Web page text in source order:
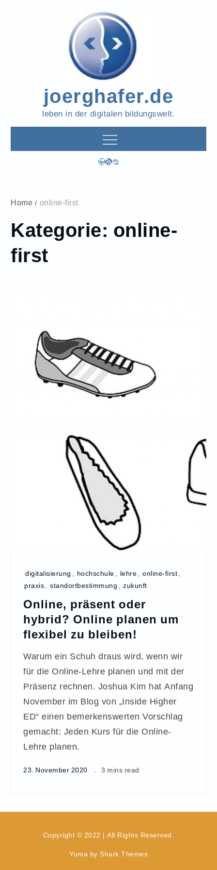
joerghafer.de
leben in der digitalen bildungswelt.
LinkedIn
RSS-FeedMastodon
Home online-first
Kategorie: online-
first
digitalisierung hochschule lehre online-first
praxis
standortbestimmung zukunft
Online, präsent oder
hybrid? Online planen um
flexibel zu bleiben!
Warum ein Schuh draus wird, wenn wir
für die Online-Lehre planen und mit der
Präsenz rechnen. Joshua Kim hat Anfang
November im Blog von „Inside Higher
ED“ einen bemerkenswerten Vorschlag
gemacht: Jeden Kurs für die Online-
Lehre planen.
23. November 2020 3 mins read
Copyright © 2022 | All Rights Reserved.
Yuma by Shark Themes